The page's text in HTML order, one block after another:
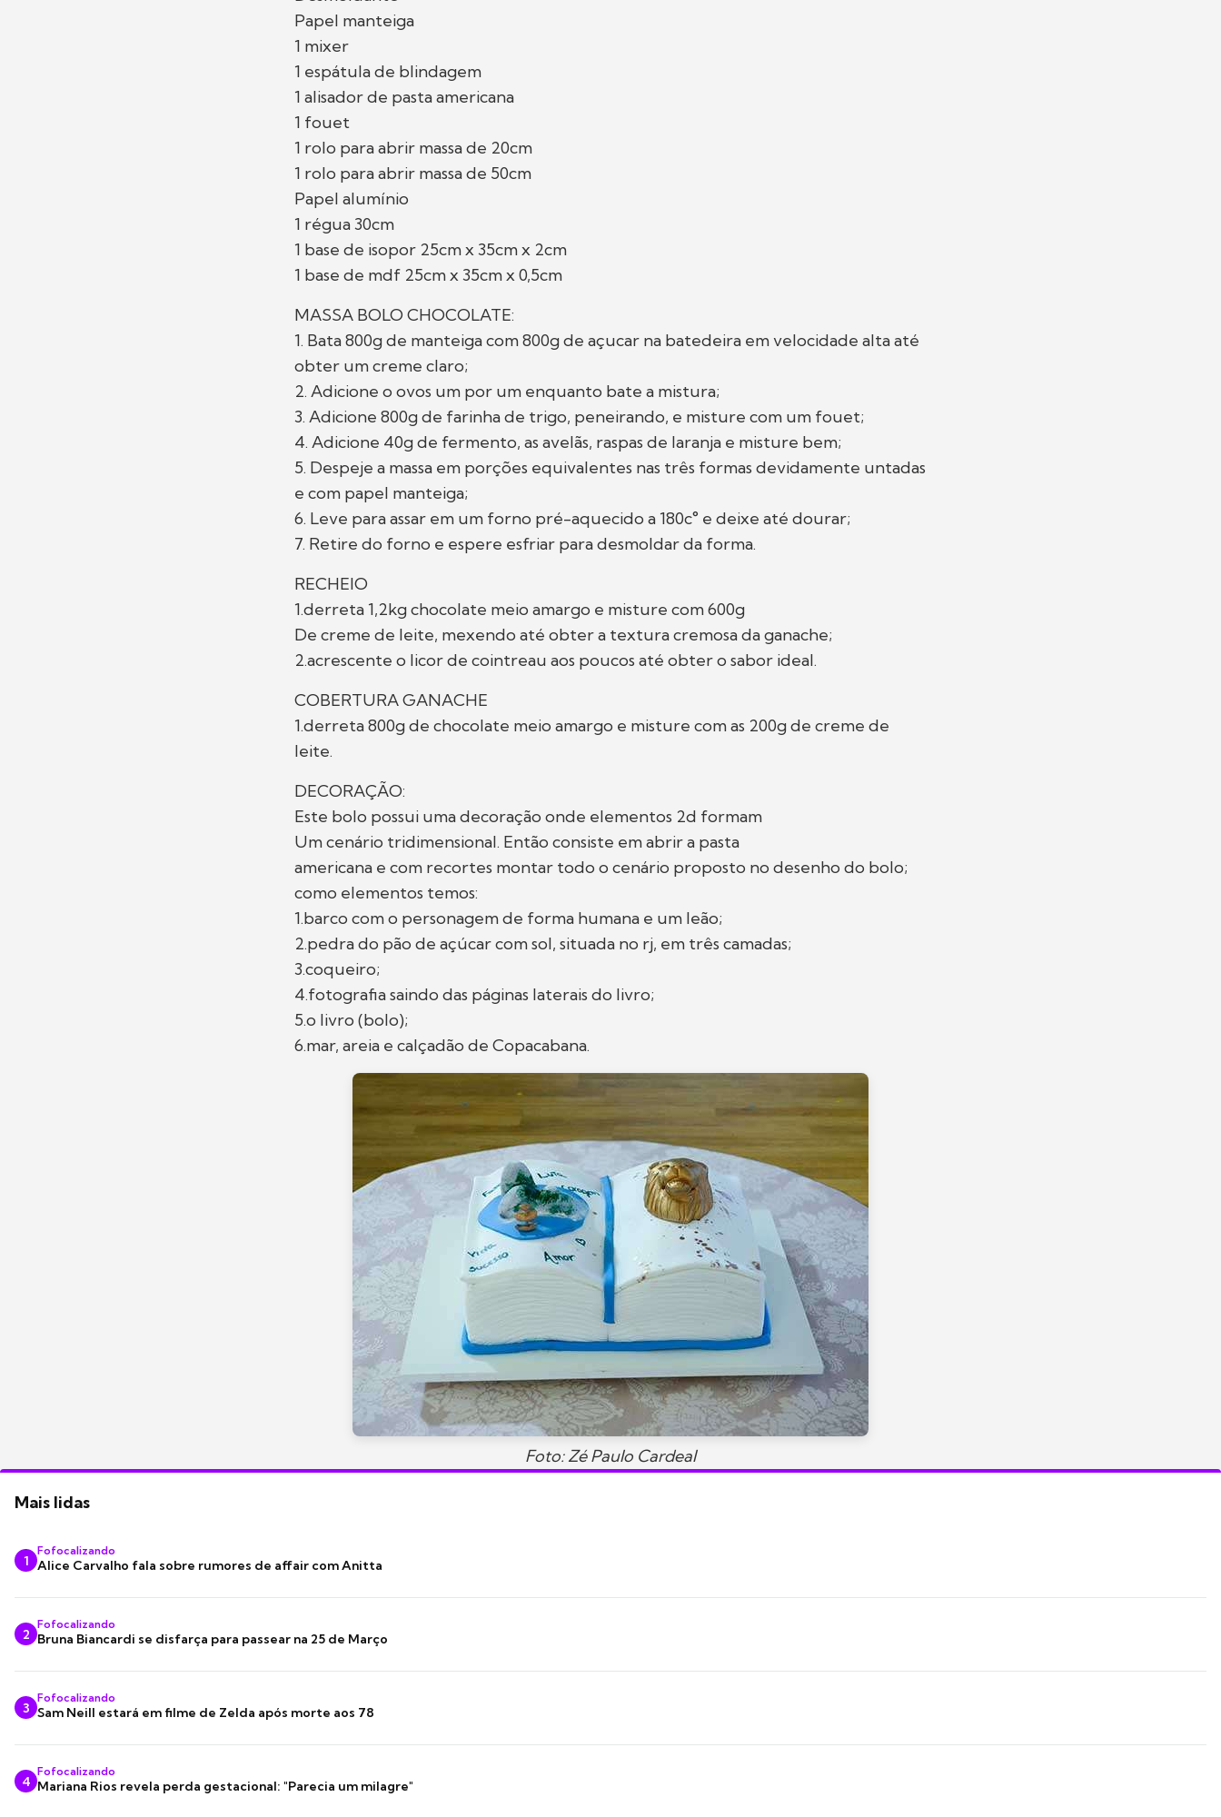
Papel manteiga
1 mixer
1 espátula de blindagem
1 alisador de pasta americana
1 fouet
1 rolo para abrir massa de 20cm
1 rolo para abrir massa de 50cm
Papel alumínio
1 régua 30cm
1 base de isopor 25cm x 35cm x 2cm
1 base de mdf 25cm x 35cm x 0,5cm
MASSA BOLO CHOCOLATE:
1. Bata 800g de manteiga com 800g de açucar na batedeira em velocidade alta até
obter um creme claro;
2. Adicione o ovos um por um enquanto bate a mistura;
3. Adicione 800g de farinha de trigo, peneirando, e misture com um fouet;
4. Adicione 40g de fermento, as avelãs, raspas de laranja e misture bem;
5. Despeje a massa em porções equivalentes nas três formas devidamente untadas
e com papel manteiga;
6. Leve para assar em um forno pré-aquecido a 180c° e deixe até dourar;
7. Retire do forno e espere esfriar para desmoldar da forma.
RECHEIO
1.derreta 1,2kg chocolate meio amargo e misture com 600g
De creme de leite, mexendo até obter a textura cremosa da ganache;
2.acrescente o licor de cointreau aos poucos até obter o sabor ideal.
COBERTURA GANACHE
1.derreta 800g de chocolate meio amargo e misture com as 200g de creme de
leite.
DECORAÇÃO:
Este bolo possui uma decoração onde elementos 2d formam
Um cenário tridimensional. Então consiste em abrir a pasta
americana e com recortes montar todo o cenário proposto no desenho do bolo;
como elementos temos:
1.barco com o personagem de forma humana e um leão;
2.pedra do pão de açúcar com sol, situada no rj, em três camadas;
3.coqueiro;
4.fotografia saindo das páginas laterais do livro;
5.o livro (bolo);
6.mar, areia e calçadão de Copacabana.
Foto: Zé Paulo Cardeal
Mais lidas
1
Fofocalizando
Alice Carvalho fala sobre rumores de affair com Anitta
2
Fofocalizando
Bruna Biancardi se disfarça para passear na 25 de Março
3
Fofocalizando
Sam Neill estará em filme de Zelda após morte aos 78
4
Fofocalizando
Mariana Rios revela perda gestacional: "Parecia um milagre"